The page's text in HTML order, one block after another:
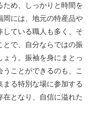
め、しっかりと時間を
岡には、地元の特産品や
ている職人も多く、そ
で、自分ならではの振
う。振袖を身にまとっ
ことができるのも、こ
る特別な場に参加する
となり、自信に溢れた